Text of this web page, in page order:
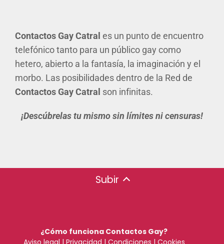
Contactos Gay Catral es un punto de encuentro
telefónico tanto para un público gay como
hetero, abierto a la fantasía, la imaginación y el
morbo. Las posibilidades dentro de la Red de
Contactos Gay Catral son infinitas.
¡Descúbrelas tu mismo sin límites ni censuras!
Subir
¿Cómo funciona Contactos Gay?